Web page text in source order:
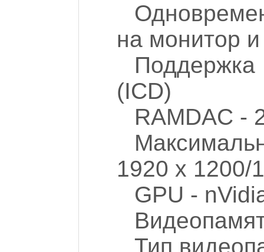
на монитор
(ICD)
RAMDAC -
1920 x 1200/
GPU -
Тип